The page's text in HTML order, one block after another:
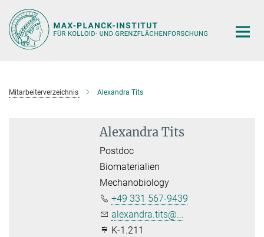
Hauptinhalt
Mitarbeiterverzeichnis Alexandra Tits
Alexandra Tits
Postdoc
Biomaterialien
Mechanobiology
+49 331 567-9439
alexandra.tits@...
K-1.211